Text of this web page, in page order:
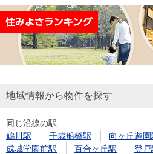
地域情報から物件を探す
同じ沿線の駅
鶴川駅
千歳船橋駅 向ヶ丘遊園
成城学園前駅
百合ヶ丘駅 登戸